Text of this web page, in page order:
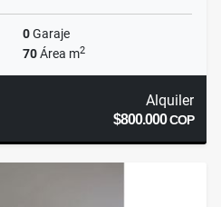
0Garaje
70Área m2
Alquiler
$800.000COP